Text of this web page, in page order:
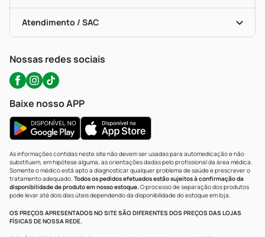
Bulas De A A Z
Políticas De Marketplace
Autoteste Covid-19
Certificado De Segurança
Portal Da Privacidade
Atendimento / SAC
WhatsApp (47) 9202-1687
Nossas redes sociais
Baixe nosso APP
As informações contidas neste site não devem ser usadas para automedicação e não
substituem, em hipótese alguma, as orientações dadas pelo profissional da área médica.
Somente o médico está apto a diagnosticar qualquer problema de saúde e prescrever o
tratamento adequado. Todos os pedidos efetuados estão sujeitos à confirmação da
disponibilidade de produto em nosso estoque.O processo de separação dos produtos
pode levar até dois dias úteis dependendo da disponibilidade do estoque em loja.
OS PREÇOS APRESENTADOS NO SITE SÃO DIFERENTES DOS PREÇOS DAS LOJAS
FÍSICAS DE NOSSA REDE.